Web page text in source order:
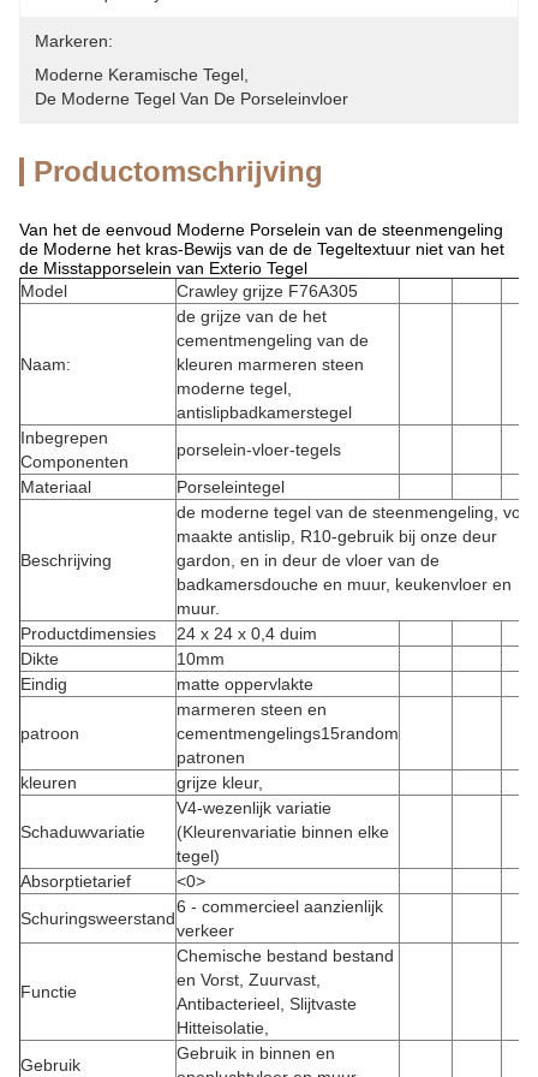
Markeren:
Moderne Keramische Tegel
De Moderne Tegel Van De Porseleinvloer
Productomschrijving
Van het de eenvoud Moderne Porselein van de steenmengeling
de Moderne het kras-Bewijs van de de Tegeltextuur niet van het
de Misstapporselein van Exterio Tegel
Model
Crawley grijze F76A305
Naam:
de grijze van de het
cementmengeling van de
kleuren marmeren steen
moderne tegel,
antislipbadkamerstegel
Inbegrepen
Componenten
porselein-vloer-tegels
Materiaal
Porseleintegel
Beschrijving
de moderne tegel van de steenmengeling,
maakte antislip, R10-gebruik bij onze deur
gardon, en in deur de vloer van de
badkamersdouche en muur, keukenvloer en
muur.
Productdimensies
24 x 24 x 0,4 duim
Dikte
10mm
Eindig
matte oppervlakte
patroon
marmeren steen en
cementmengelings15random
patronen
kleuren
grijze kleur,
Schaduwvariatie
V4-wezenlijk variatie
(Kleurenvariatie binnen elke
tegel)
Absorptietarief
<0>
Schuringsweerstand
6 - commercieel aanzienlijk
verkeer
Functie
Chemische bestand bestand
en Vorst, Zuurvast,
Antibacterieel, Slijtvaste
Hitteisolatie,
Gebruik
Gebruik in binnen en